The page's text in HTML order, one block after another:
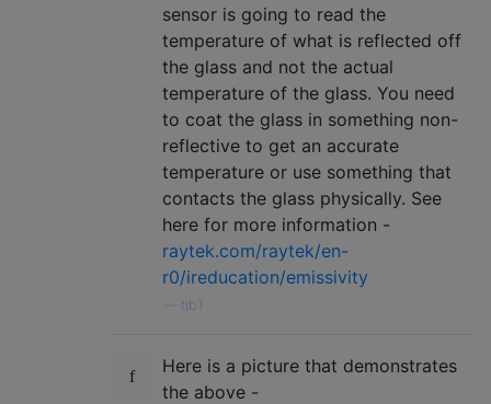
sensor is going to read the
temperature of what is reflected off
the glass and not the actual
temperature of the glass. You need
to coat the glass in something non-
reflective to get an accurate
temperature or use something that
contacts the glass physically. See
here for more information -
raytek.com/raytek/en-
r0/ireducation/emissivity
tjb1
Here is a picture that demonstrates
the above -